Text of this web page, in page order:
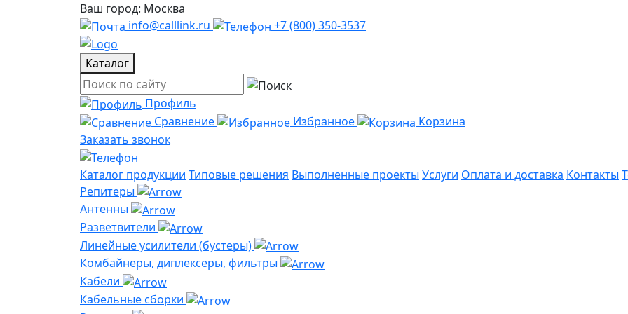
Ваш город: Москва
info@calllink.ru
+7 (800) 350-3537
Каталог
Профиль
Сравнение
Избранное
Корзина
Заказать звонок
Каталог продукции Типовые решения Выполненные проекты Услуги Оплата и доставка Контакты
Репитеры
Антенны
Разветвители
Линейные усилители (бустеры)
Комбайнеры, диплексеры, фильтры
Кабели
Кабельные сборки